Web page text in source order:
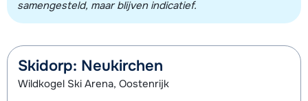
samengesteld, maar blijven indicatief.
Skidorp: Neukirchen
Wildkogel Ski Arena, Oostenrijk